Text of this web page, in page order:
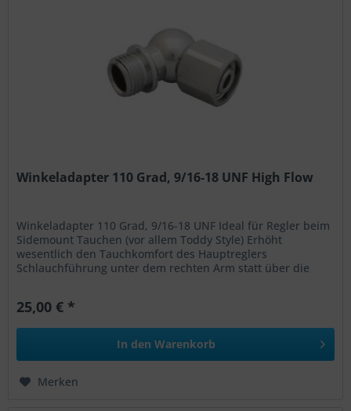
Winkeladapter 110 Grad, 9/16-18 UNF High Flow
Winkeladapter 110 Grad, 9/16-18 UNF Ideal für Regler beim
Sidemount Tauchen (vor allem Toddy Style) Erhöht
wesentlich den Tauchkomfort des Hauptreglers
Schlauchführung unter dem rechten Arm statt über die
25,00 € *
In den Warenkorb
Merken